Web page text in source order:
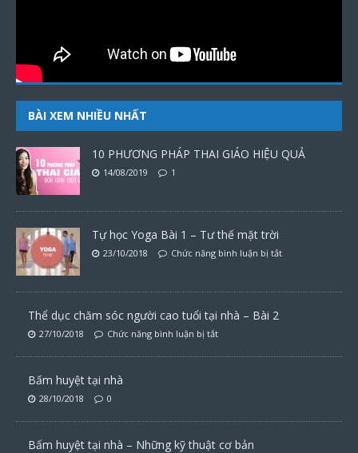
BÀI XEM NHIỀU NHẤT
10 PHƯƠNG PHÁP THAI GIÁO HIỆU QUẢ
14/08/2019 1
Tự học Yoga Bài 1 – Tư thế mặt trời
23/10/2018 Chức năng bình luận bị tắt
Thể dục chăm sóc người cao tuổi tại nhà – Bài 2
27/10/2018 Chức năng bình luận bị tắt
Bấm huyệt tại nhà
28/10/2018 0
Bấm huyệt tại nhà – Những kỹ thuật cơ bản